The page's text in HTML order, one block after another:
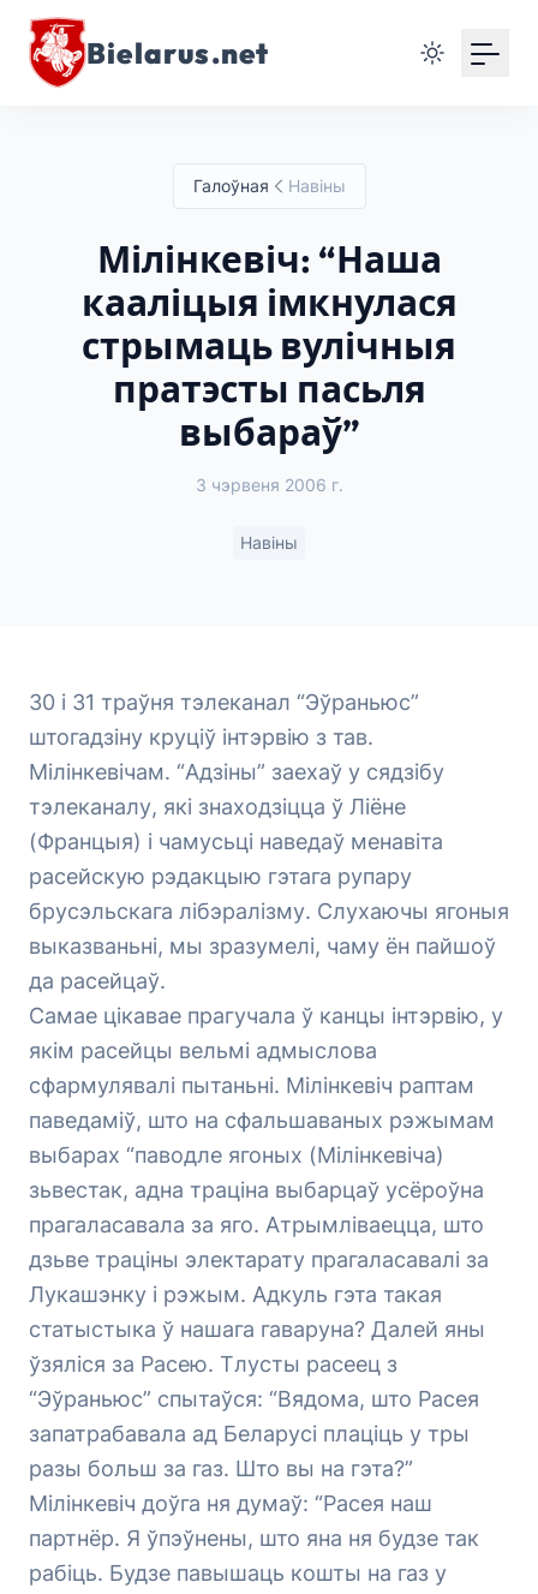
Bielarus.net
Галоўная Навіны
Мілінкевіч: “Наша
кааліцыя імкнулася
стрымаць вулічныя
пратэсты пасьля
выбараў”
3 чэрвеня 2006 г.
Навіны
30 і 31 траўня тэлеканал “Эўраньюс”
штогадзіну круціў інтэрвію з тав.
Мілінкевічам. “Адзіны” заехаў у сядзібу
тэлеканалу, які знаходзіцца ў Ліёне
(Францыя) і чамусьці наведаў менавіта
расейскую рэдакцыю гэтага рупару
брусэльскага лібэралізму. Слухаючы ягоныя
выказваньні, мы зразумелі, чаму ён пайшоў
да расейцаў.
Самае цікавае прагучала ў канцы інтэрвію, у
якім расейцы вельмі адмыслова
сфармулявалі пытаньні. Мілінкевіч раптам
паведаміў, што на сфальшаваных рэжымам
выбарах “паводле ягоных (Мілінкевіча)
зьвестак, адна траціна выбарцаў усёроўна
прагаласавала за яго. Атрымліваецца, што
дзьве траціны электарату прагаласавалі за
Лукашэнку і рэжым. Адкуль гэта такая
статыстыка ў нашага гаваруна? Далей яны
ўзяліся за Расею. Тлусты расеец з
“Эўраньюс” спытаўся: “Вядома, што Расея
запатрабавала ад Беларусі плаціць у тры
разы больш за газ. Што вы на гэта?”
Мілінкевіч доўга ня думаў: “Расея наш
партнёр. Я ўпэўнены, што яна ня будзе так
рабіць. Будзе павышаць кошты на газ у